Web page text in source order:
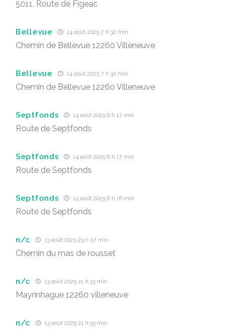
5011, Route de Figeac
Bellevue 14 août 2025 7 h 32 min
Chemin de Bellevue 12260 Villeneuve
Bellevue 14 août 2025 7 h 32 min
Chemin de Bellevue 12260 Villeneuve
Septfonds 14 août 2025 6 h 17 min
Route de Septfonds
Septfonds 14 août 2025 6 h 17 min
Route de Septfonds
Septfonds 14 août 2025 6 h 16 min
Route de Septfonds
n/c 13 août 2025 23 h 57 min
Chemin du mas de rousset
n/c 13 août 2025 21 h 33 min
Mayrinhague 12260 villeneuve
n/c 13 août 2025 21 h 33 min